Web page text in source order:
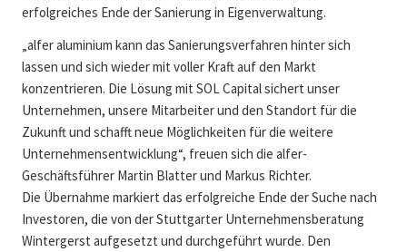
erfolgreiches Ende der Sanierung in Eigenverwaltung.
„alfer aluminium kann das Sanierungsverfahren hinter sich
lassen und sich wieder mit voller Kraft auf den Markt
konzentrieren. Die Lösung mit SOL Capital sichert unser
Unternehmen, unsere Mitarbeiter und den Standort für die
Zukunft und schafft neue Möglichkeiten für die weitere
Unternehmensentwicklung“, freuen sich die alfer-
Geschäftsführer Martin Blatter und Markus Richter.
Die Übernahme markiert das erfolgreiche Ende der Suche nach
Investoren, die von der Stuttgarter Unternehmensberatung
Wintergerst aufgesetzt und durchgeführt wurde. Den